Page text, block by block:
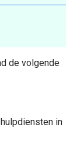
de volgende
in